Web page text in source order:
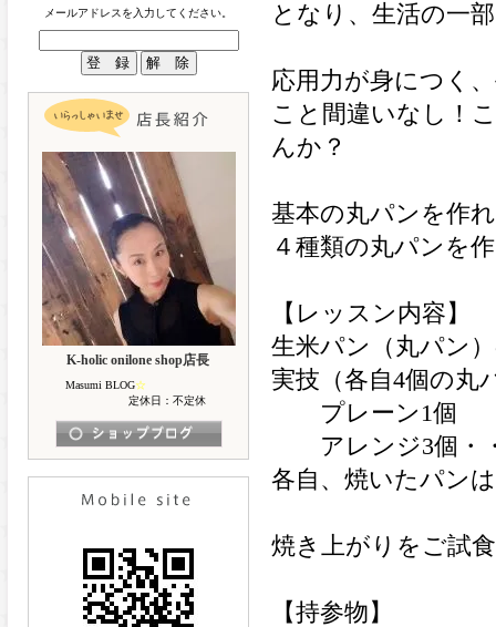
メールアドレスを入力してください。
K-holic onilone shop店長
Masumi BLOG☆
定休日：不定休
となり、生活の一
応用力が身につく
こと間違いなし！
んか？
基本の丸パンを作
４種類の丸パンを
【レッスン内容】
生米パン（丸パン
実技（各自4個の丸
プレーン1個
アレンジ3個・・
各自、焼いたパン
焼き上がりをご試
【持参物】